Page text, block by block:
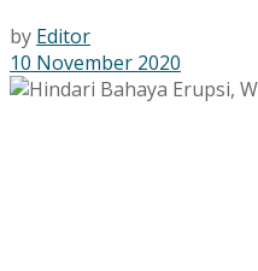
by Editor
10 November 2020